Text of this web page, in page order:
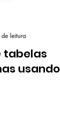
tabelas
usando
leitura